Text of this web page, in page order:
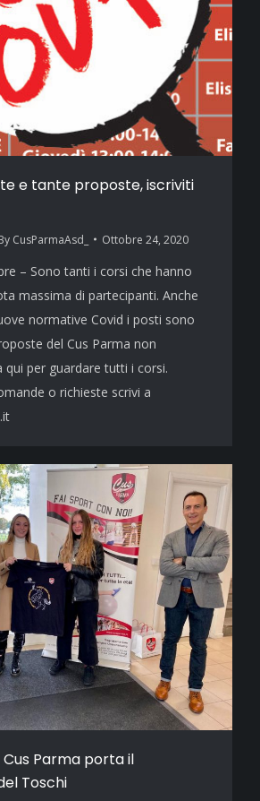
e tante proposte, iscriviti
CusParmaAsd_ Ottobre 24, 2020
– Sono tanti i corsi che hanno
massima di partecipanti. Anche
normative Covid i posti sono
del Cus Parma non
qui per guardare tutti i corsi.
o richieste scrivi a
Cus Parma porta il
Toschi